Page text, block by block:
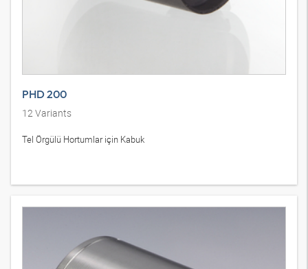
PHD 200
12Variants
Tel Örgülü Hortumlar için Kabuk